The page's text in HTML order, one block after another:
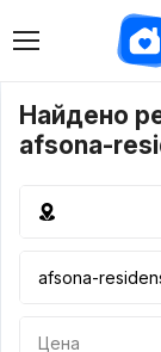
Найдено
afsona-
Цена